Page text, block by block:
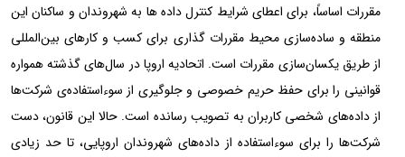
مقررات اساساً، برای اعطای شرایط کنترل داده ها به شهروندان و ساکنان این
منطقه و ساده‌سازی محیط مقررات گذاری برای کسب و کارهای بین‌المللی
از طریق یکسان‌سازی مقررات است. اتحادیه اروپا در سال‌های گذشته همواره
قوانینی را برای حفظ حریم خصوصی و جلوگیری از سوءاستفاده‌ی شرکت‌ها
از داده‌های شخصی کاربران به تصویب رسانده است. حالا این قانون، دست
شرکت‌ها را برای سوءاستفاده از داده‌های شهروندان اروپایی، تا حد زیادی